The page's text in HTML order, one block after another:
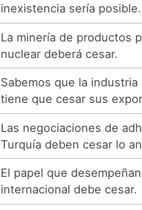
inexistencia sería posible.
La minería de productos
nuclear deberá cesar.
Sabemos que la industria
tiene que cesar sus
Las negociaciones de
Turquía deben cesar lo
El papel que
internacional debe cesar.